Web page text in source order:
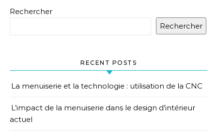
Rechercher
Rechercher
RECENT POSTS
La menuiserie et la technologie : utilisation de la CNC
L’impact de la menuiserie dans le design d’intérieur
actuel